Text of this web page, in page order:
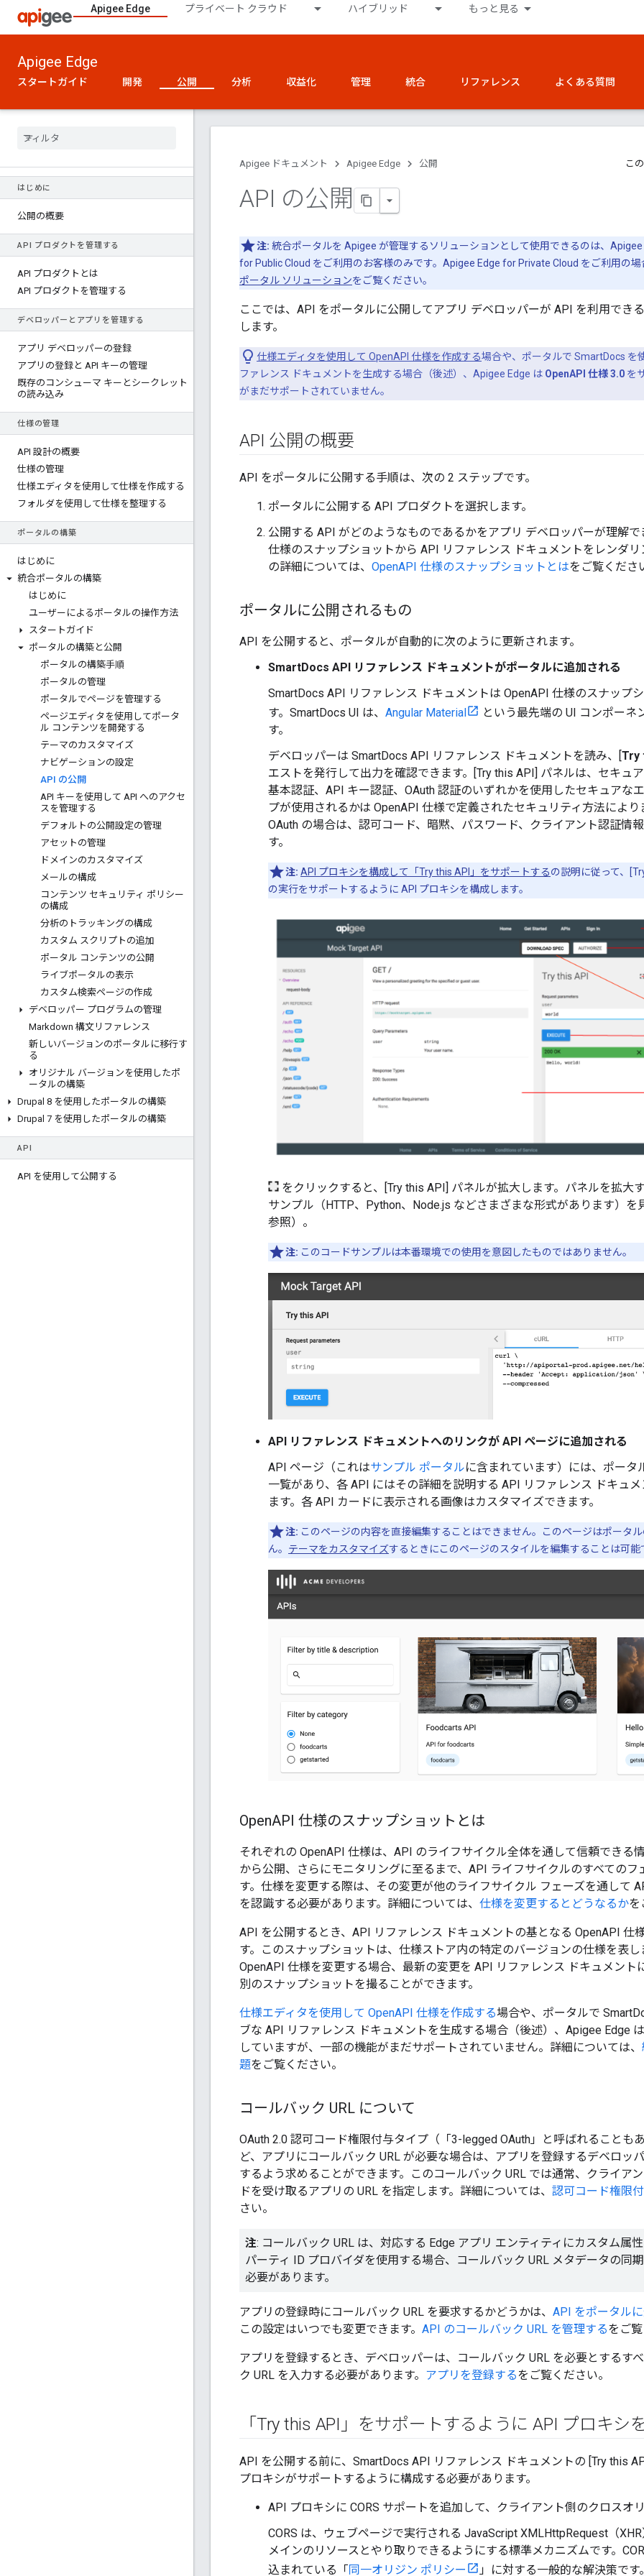
Apigee Edge プライベート クラウド ハイブリッド もっと見る
Apigee Edge
スタートガイド 開発 公開 分析 収益化 管理 統合 リファレンス よくある質問
はじめに
公開の概要
API プロダクトを管理する
API プロダクトとは
API プロダクトを管理する
デベロッパーとアプリを管理する
アプリ デベロッパーの登録
アプリの登録と API キーの管理
既存のコンシューマ キーとシークレット
の読み込み
仕様の管理
API 設計の概要
仕様の管理
仕様エディタを使用して仕様を作成する
フォルダを使用して仕様を整理する
ポータルの構築
はじめに
統合ポータルの構築
はじめに
ユーザーによるポータルの操作方法
スタートガイド
ポータルの構築と公開
ポータルの構築手順
ポータルの管理
ポータルでページを管理する
ページエディタを使用してポータ
ル コンテンツを開発する
テーマのカスタマイズ
ナビゲーションの設定
API の公開
API キーを使用して API へのアクセ
スを管理する
デフォルトの公開設定の管理
アセットの管理
ドメインのカスタマイズ
メールの構成
コンテンツ セキュリティ ポリシー
の構成
分析のトラッキングの構成
カスタム スクリプトの追加
ポータル コンテンツの公開
ライブポータルの表示
カスタム検索ページの作成
デベロッパー プログラムの管理
Markdown 構文リファレンス
新しいバージョンのポータルに移行す
る
オリジナル バージョンを使用したポ
ータルの構築
Drupal 8 を使用したポータルの構築
Drupal 7 を使用したポータルの構築
API
API を使用して公開する
Apigee ドキュメント Apigee Edge 公開 こ
API の公開
注: 統合ポータルを Apigee が管理するソリューションとして使用できるのは、
for Public Cloud をご利用のお客様のみです。Apigee Edge for Private Cloud をご利用の
ポータル ソリューションをご覧ください。
ここでは、API をポータルに公開してアプリ デベロッパーが API を利用でき
します。
仕様エディタを使用して OpenAPI 仕様を作成する場合や、ポータルで SmartDocs を
ファレンス ドキュメントを生成する場合（後述）、Apigee Edge は OpenAPI 仕様 3.0 を
がまだサポートされていません。
API 公開の概要
API をポータルに公開する手順は、次の 2 ステップです。
ポータルに公開する API プロダクトを選択します。
公開する API がどのようなものであるかをアプリ デベロッパーが理解
仕様のスナップショットから API リファレンス ドキュメントをレンダ
の詳細については、 OpenAPI 仕様のスナップショットとはをご覧くださ
ポータルに公開されるもの
API を公開すると、ポータルが自動的に次のように更新されます。
SmartDocs API リファレンス ドキュメントがポータルに追加される
SmartDocs API リファレンス ドキュメントは OpenAPI 仕様のスナップ
す。SmartDocs UI は、 Angular Material
という最先端の UI コンポー
す。
デベロッパーは SmartDocs API リファレンス ドキュメントを読み、[Try
エストを発行して出力を確認できます。[Try this API] パネルは、セキュ
基本認証、API キー認証、OAuth 認証のいずれかを使用したセキュアな
プが使用されるかは OpenAPI 仕様で定義されたセキュリティ方法によ
OAuth の場合は、認可コード、暗黙、パスワード、クライアント認証情
す。
注: API プロキシを構成して「Try this API」をサポートするの説明に従って、
の実行をサポートするように API プロキシを構成します。
をクリックすると、[Try this API] パネルが拡大します。パネルを拡大
サンプル（HTTP、Python、Node.js などさまざまな形式があります）
参照）。
注: このコードサンプルは本番環境での使用を意図したものではありません。
API リファレンス ドキュメントへのリンクが API ページに追加される
API ページ（これはサンプル ポータルに含まれています）には、ポータ
一覧があり、各 API にはその詳細を説明する API リファレンス ドキュ
ます。各 API カードに表示される画像はカスタマイズできます。
注: このページの内容を直接編集することはできません。このページはポータ
ん。 テーマをカスタマイズするときにこのページのスタイルを編集することは可能
OpenAPI 仕様のスナップショットとは
それぞれの OpenAPI 仕様は、API のライフサイクル全体を通して信頼できる
から公開、さらにモニタリングに至るまで、API ライフサイクルのすべてのフ
す。仕様を変更する際は、その変更が他のライフサイクル フェーズを通して
を認識する必要があります。詳細については、 仕様を変更するとどうなるかを
API を公開するとき、API リファレンス ドキュメントの基となる OpenAPI 仕
す。このスナップショットは、仕様ストア内の特定のバージョンの仕様を表
OpenAPI 仕様を変更する場合、最新の変更を API リファレンス ドキュメント
別のスナップショットを撮ることができます。
仕様エディタを使用して OpenAPI 仕様を作成する場合や、ポータルで
ブな API リファレンス ドキュメントを生成する場合（後述）、Apigee Edge
していますが、一部の機能がまだサポートされていません。詳細については、
題をご覧ください。
コールバック URL について
OAuth 2.0 認可コード権限付与タイプ（「3-legged OAuth」と呼ばれることも
ど、アプリにコールバック URL が必要な場合は、アプリを登録するデベロッ
するよう求めることができます。このコールバック URL では通常、クライア
ドを受け取るアプリの URL を指定します。詳細については、 認可コード権限
さい。
注: コールバック URL は、対応する Edge アプリ エンティティにカスタム属
パーティ ID プロバイダを使用する場合、コールバック URL メタデータの同
必要があります。
アプリの登録時にコールバック URL を要求するかどうかは、 API をポータル
この設定はいつでも変更できます。 API のコールバック URL を管理するをご
アプリを登録するとき、デベロッパーは、コールバック URL を必要とするす
ク URL を入力する必要があります。 アプリを登録するをご覧ください。
「Try this API」をサポートするように API プロキシ
API を公開する前に、SmartDocs API リファレンス ドキュメントの [Try this
プロキシがサポートするように構成する必要があります。
API プロキシに CORS サポートを追加して、クライアント側のクロスオ
CORS は、ウェブページで実行される JavaScript XMLHttpRequest（
メインのリソースとやり取りできるようにする標準メカニズムです。
込まれている「 同一オリジン ポリシー 」に対する一般的な解決策です